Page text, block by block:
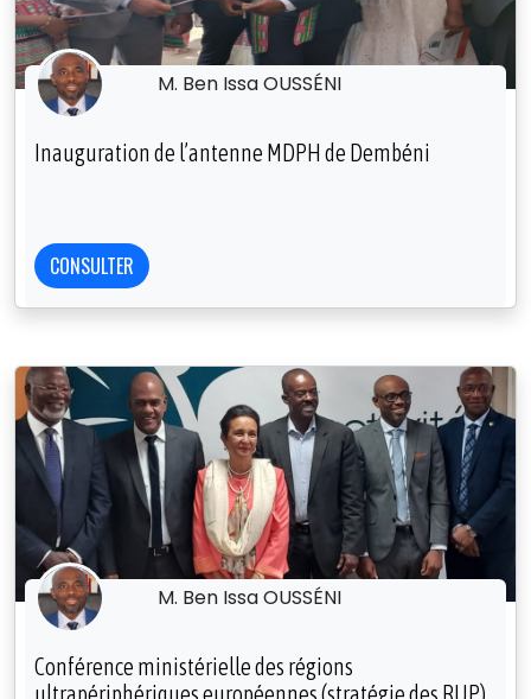
M. Ben Issa OUSSÉNI
Inauguration de l’antenne MDPH de Dembéni
CONSULTER
M. Ben Issa OUSSÉNI
Conférence ministérielle des régions